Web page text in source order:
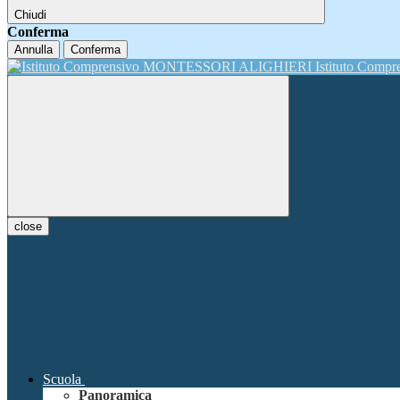
Chiudi
Conferma
Annulla Conferma
Istituto
close
Scuola
Panoramica